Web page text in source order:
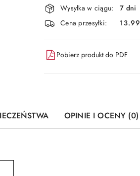
i
dostawa
Wysyłka w ciągu:
7 dni
Cena przesyłki:
13.99
Pobierz produkt do PDF
OPINIE I OCENY (0)